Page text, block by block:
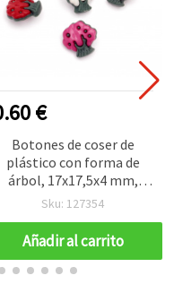
€
Botones de coser de
plástico con forma de
árbol, 17x17,5x4 mm,
orificio 2,5x4 mm, colores
Sku: 127354
Añadir al carrito